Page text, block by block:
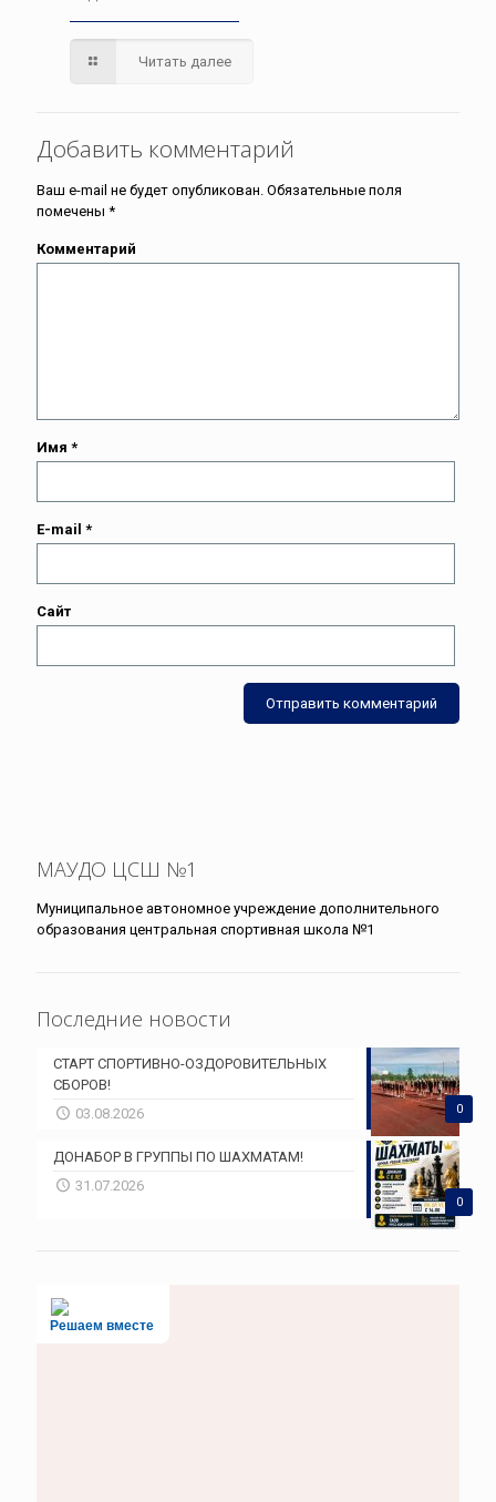
Читать далее
Добавить комментарий
Ваш e-mail не будет опубликован. Обязательные поля
помечены *
Комментарий
Имя *
E-mail *
Сайт
МАУДО ЦСШ №1
Муниципальное автономное учреждение дополнительного
образования центральная спортивная школа №1
Последние новости
0
СТАРТ СПОРТИВНО-ОЗДОРОВИТЕЛЬНЫХ
СБОРОВ!
03.08.2026
0
ДОНАБОР В ГРУППЫ ПО ШАХМАТАМ!
31.07.2026
Решаем вместе